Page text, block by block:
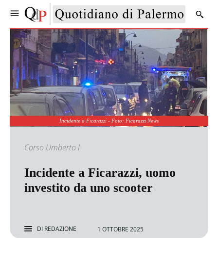
Incidente a Ficarazzi - Foto: Ficarazzi News
Corso Umberto I
Incidente a Ficarazzi, uomo
investito da uno scooter
DI REDAZIONE 1 OTTOBRE 2025